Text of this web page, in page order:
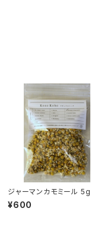
ジャーマンカモミール 5g
¥600